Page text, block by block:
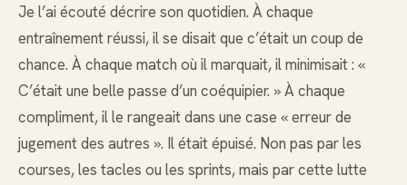
Je l’ai écouté décrire son quotidien. À chaque
entraînement réussi, il se disait que c’était un coup de
chance. À chaque match où il marquait, il minimisait : «
C’était une belle passe d’un coéquipier. » À chaque
compliment, il le rangeait dans une case « erreur de
jugement des autres ». Il était épuisé. Non pas par les
courses, les tacles ou les sprints, mais par cette lutte